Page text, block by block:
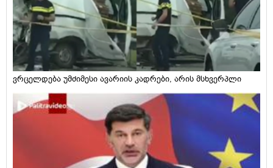
ვრცელდება უმძიმესი ავარიის კადრები, არის მსხვერპლი